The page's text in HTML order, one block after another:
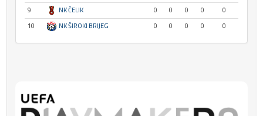
9
NK ČELIK 0 0 0 0
0
10
NK ŠIROKI BRIJEG 0 0 0 0 0